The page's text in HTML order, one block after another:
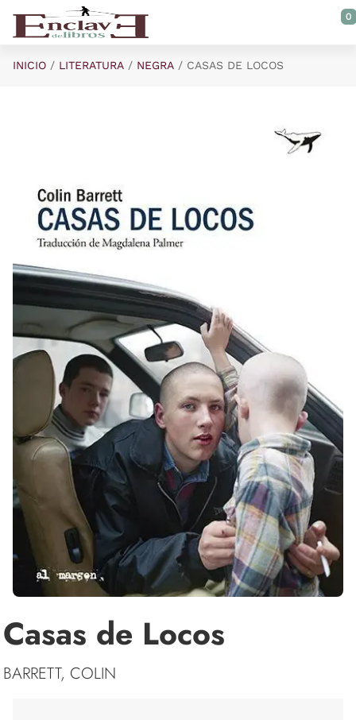
Saltar al contenido principal
0
INICIO LITERATURA NEGRA CASAS DE LOCOS
Casas de Locos
BARRETT, COLIN